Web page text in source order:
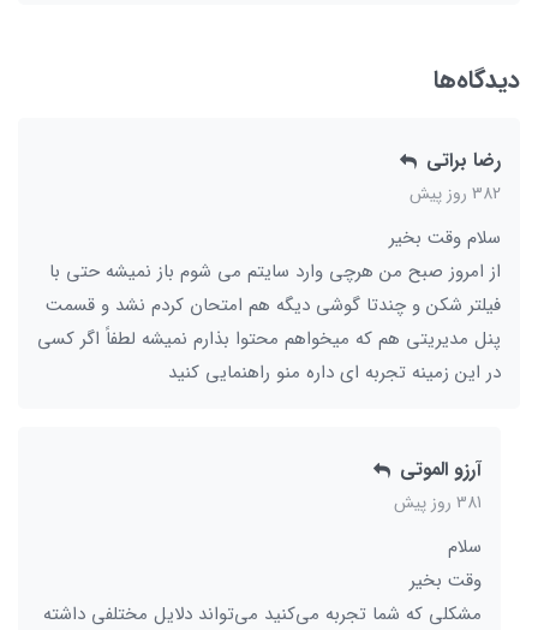
دیدگاه‌ها
رضا براتی
382 روز پیش
سلام وقت بخیر
از امروز صبح من هرچی وارد سایتم می شوم باز نمیشه حتی با
فیلتر شکن و چندتا گوشی دیگه هم امتحان کردم نشد و قسمت
پنل مدیریتی هم که میخواهم محتوا بذارم نمیشه لطفاً اگر کسی
در این زمینه تجربه ای داره منو راهنمایی کنید
آرزو الموتی
381 روز پیش
سلام
وقت بخیر
مشکلی که شما تجربه می‌کنید می‌تواند دلایل مختلفی داشته